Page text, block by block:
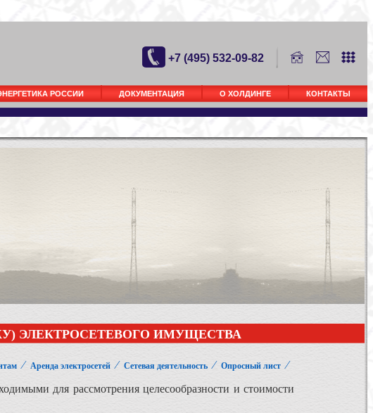
+7 (495) 532-09-82
РОССИИ ДОКУМЕНТАЦИЯ О ХОЛДИНГЕ КОНТАКТЫ
ЭЛЕКТРОСЕТЕВОГО ИМУЩЕСТВА
⁄ Аренда электросетей ⁄ Сетевая деятельность ⁄ Опросный лист ⁄
для рассмотрения целесообразности и стоимости